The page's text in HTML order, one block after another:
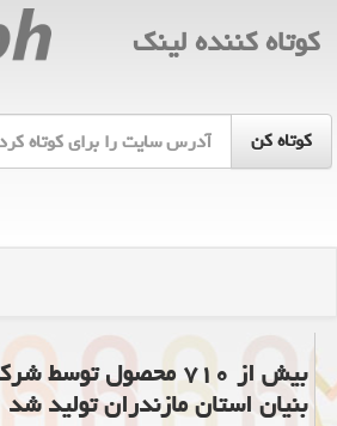
كوتاه كننده لینك
بیش از ۷۱۰ محصول
بنیان استان مازندران تولید شد